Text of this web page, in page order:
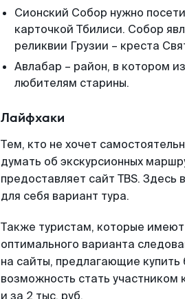
Сионский Собор нужно
карточкой Тбилиси. Собор
реликвии Грузии – креста
Авлабар – район, в котором
любителям старины.
Лайфхаки
Тем, кто не хочет
думать об экскурсионных
предоставляет сайт TBS.
для себя вариант тура.
Также туристам, которые
оптимального варианта
на сайты, предлагающие
возможность стать участником
и за 2 тыс. руб.